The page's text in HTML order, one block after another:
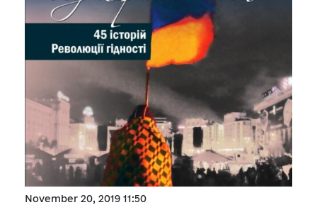
November 20, 2019 11:50